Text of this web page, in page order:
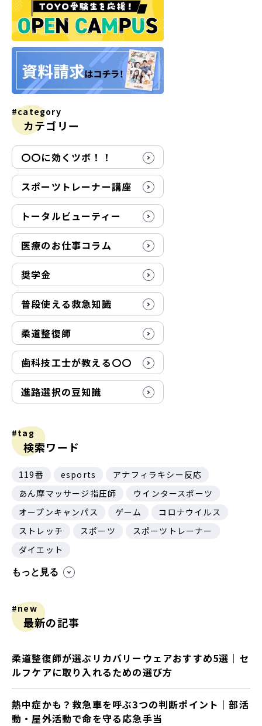
#category
カテゴリー
〇〇に効くツボ！！
スポーツトレーナー講座
トータルビューティー
医療のお仕事コラム
奨学金
普段使える救急知識
柔道整復師
歯科技工士が教える〇〇
進路選択の豆知識
#tag
検索ワード
119番 esports
アナフィラキシー反応
あん摩マッサージ指圧師
ウインタースポーツ
オープンキャンパス
ゲーム
コロナウイルス
ストレッチ
スポーツ
スポーツトレーナー
ダイエット
もっと見る
#new
最新の記事
柔道整復師が選ぶリカバリーウェアおすすめ5選｜セ
ルフケアに取り入れるための選び方
熱中症かも？救急車を呼ぶ3つの判断ポイント｜部活
動・屋外活動で命を守る応急手当